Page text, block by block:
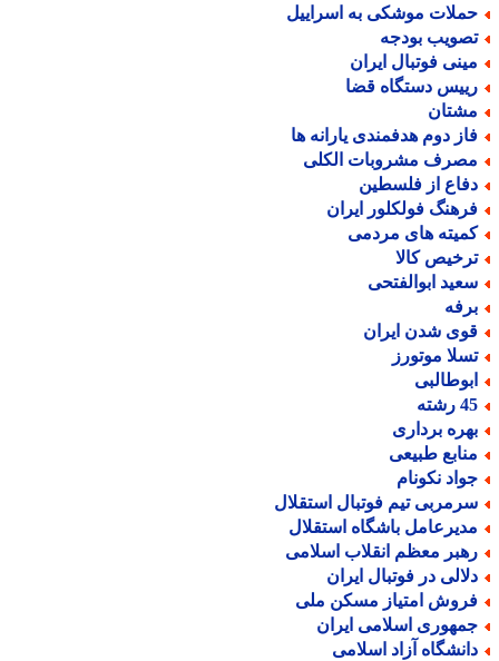
موشکی به اسراییل
بودجه
فوتبال ایران
دستگاه قضا
دوم هدفمندی یارانه ها
مشروبات الکلی
از فلسطین
فولکلور ایران
های مردمی
کالا
ابوالفتحی
شدن ایران
موتورز
برداری
طبیعی
نکونام
تیم فوتبال استقلال
باشگاه استقلال
معظم انقلاب اسلامی
در فوتبال ایران
امتیاز مسکن ملی
اسلامی ایران
آزاد اسلامی